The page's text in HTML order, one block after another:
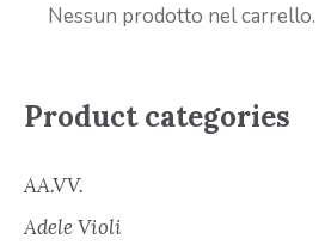
Nessun prodotto nel carrello.
Product categories
AA.VV.
Adele Violi